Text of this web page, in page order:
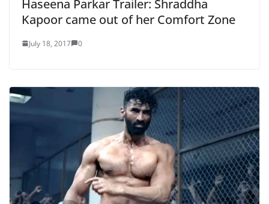
Haseena Parkar Trailer: Shraddha
Kapoor came out of her Comfort Zone
July 18, 2017 0